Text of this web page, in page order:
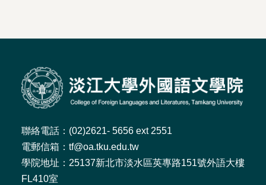
聯絡電話：(02)2621- 5656 ext 2551
電郵信箱：tf@oa.tku.edu.tw
學院地址：25137新北市淡水區英專路151號外語大樓
FL410室